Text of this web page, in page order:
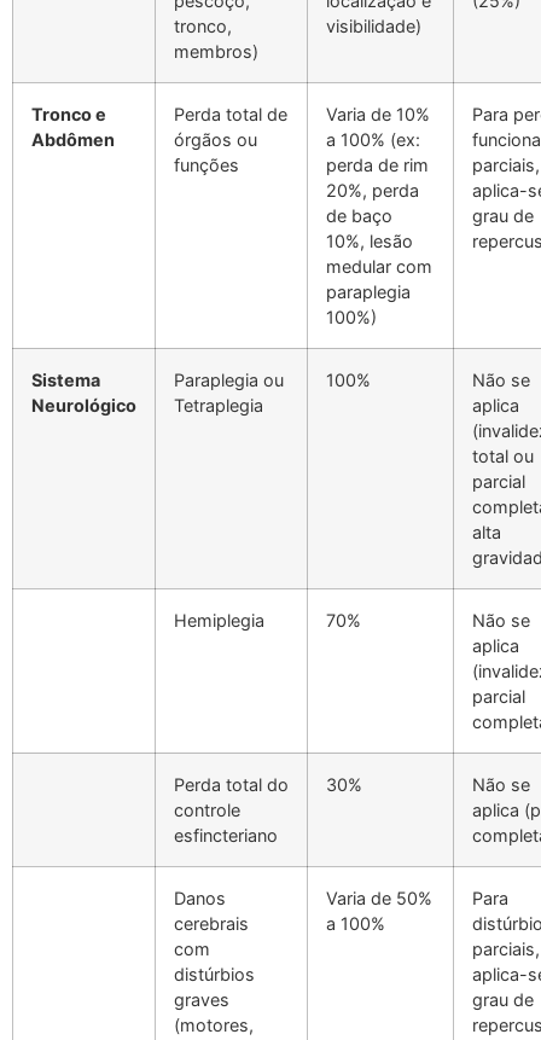
tronco,
membros)
visibilidade)
Tronco e
Abdômen
Perda total de
órgãos ou
funções
Varia de 10%
a 100% (ex:
perda de rim
20%, perda
de baço
10%, lesão
medular com
paraplegia
100%)
Para
parciais,
aplica-
grau de
Sistema
Neurológico
Paraplegia ou
Tetraplegia
100%
Não se
aplica
total ou
parcial
alta
Hemiplegia 70%
Não se
aplica
parcial
Perda total do
controle
esfincteriano
30%
Não se
aplica
Danos
cerebrais
com
distúrbios
graves
(motores,
Varia de 50%
a 100%
Para
parciais,
aplica-
grau de